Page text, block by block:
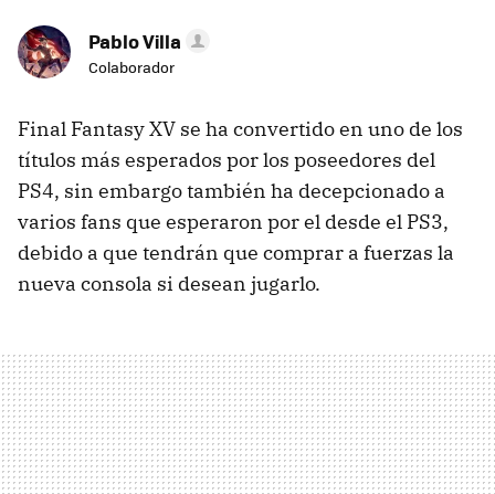
Pablo Villa
Colaborador
Final Fantasy XV se ha convertido en uno de los
títulos más esperados por los poseedores del
PS4, sin embargo también ha decepcionado a
varios fans que esperaron por el desde el PS3,
debido a que tendrán que comprar a fuerzas la
nueva consola si desean jugarlo.